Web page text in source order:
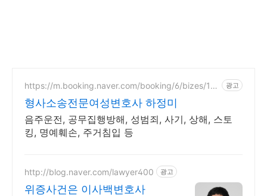
https://m.booking.naver.com/booking/6/bizes/14
광고
형사소송전문여성변호사 하정미
음주운전, 공무집행방해, 성범죄, 사기, 상해, 스토
킹, 명예훼손, 주거침입 등
http://blog.naver.com/lawyer400 광고
위증사건은 이사백변호사